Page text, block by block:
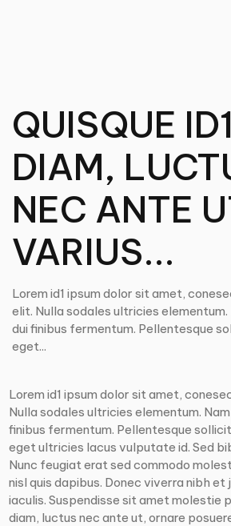
QUISQUE
DIAM,
NEC ANTE
VARIUS...
Lorem id1 ipsum dolor sit amet,
elit. Nulla sodales ultricies elementum.
dui finibus fermentum. Pellentesque
eget...
Lorem id1 ipsum dolor sit amet,
Nulla sodales ultricies elementum.
finibus fermentum. Pellentesque
eget ultricies lacus vulputate id. Sed
Nunc feugiat erat sed commodo
nisl quis dapibus. Donec viverra nibh
iaculis. Suspendisse sit amet molestie
diam, luctus nec ante ut, ornare